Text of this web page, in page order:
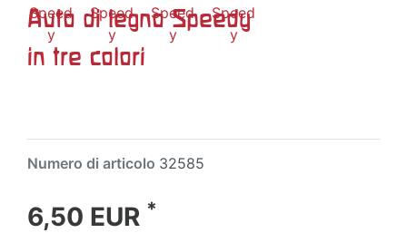
Auto di legno Speedy
in tre colori
Numero di articolo 32585
6,50 EUR *